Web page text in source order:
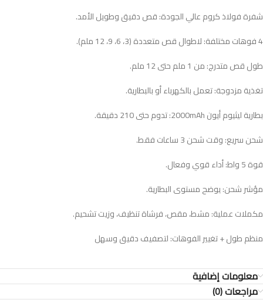
شفرة فولاذ كروم عالي الجودة: قص دقيق وطويل الأمد.
4 فوهات مختلفة: لاطوال قص متعددة (3، 6، 9، 12 ملم).
طول قص متدرج: من 1 ملم حتى 12 ملم.
تغذية مزدوجة: تعمل بالكهرباء أو بالبطارية.
بطارية ليثيوم أيون 2000mAh: تدوم حتى 210 دقيقة.
شحن سريع: وقت شحن 3 ساعات فقط.
قوة 5 واط: أداء قوي وفعال.
مؤشر شحن: يوضح مستوى البطارية.
مكملات عملية: مشط، مقص، فرشاة تنظيف، وزيت تشحيم.
منظم طول + تغيير الفوهات: لتصفيف دقيق وسهل
معلومات إضافية
مراجعات (0)